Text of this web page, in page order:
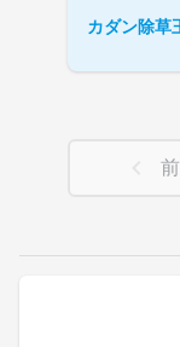
カダン除草